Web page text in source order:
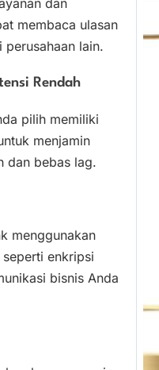
dan
membaca ulasan
lain.
Rendah
pilih memiliki
menjamin
dan bebas lag.
menggunakan
enkripsi
bisnis Anda